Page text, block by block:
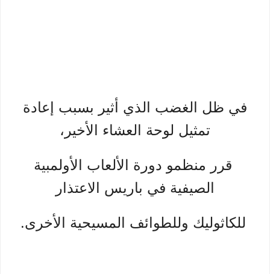
في ظل الغضب الذي أثير بسبب إعادة
تمثيل لوحة العشاء الأخير،
قرر منظمو دورة الألعاب الأولمبية
الصيفية في باريس الاعتذار
للكاثوليك وللطوائف المسيحية الأخرى.